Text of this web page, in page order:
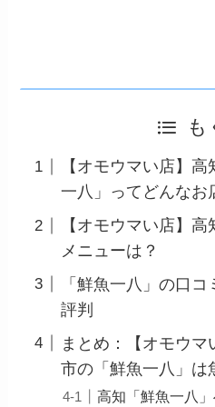
も
【オモウマい店】
一八」ってどんなお
【オモウマい店】
メニューは？
「鮮魚一八」の口
評判
まとめ：【オモウ
市の「鮮魚一八」は
高知「鮮魚一八